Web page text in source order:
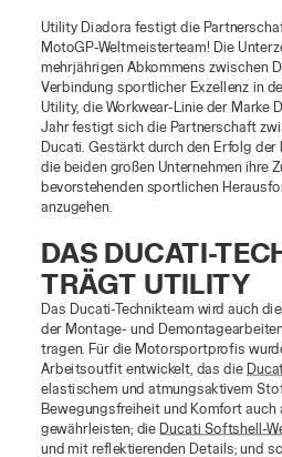
Utility Diadora festigt die
MotoGP-Weltmeisterteam! Die
mehrjährigen Abkommens zwischen
Verbindung sportlicher Exzellenz in
Utility, die Workwear-Linie der Marke
Jahr festigt sich die Partnerschaft
Ducati. Gestärkt durch den Erfolg
die beiden großen Unternehmen ihre
bevorstehenden sportlichen
anzugehen.
DAS DUCATI-
TRÄGT UTILITY
Das Ducati-Technikteam wird auch
der Montage- und
tragen. Für die Motorsportprofis
Arbeitsoutfit entwickelt, das die
elastischem und atmungsaktivem
Bewegungsfreiheit und Komfort auch
gewährleisten; die Ducati Softshell-
und mit reflektierenden Details; und